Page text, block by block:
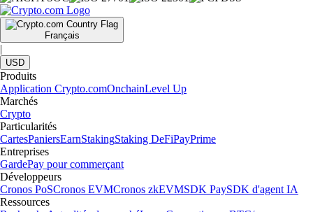
Français
|
USD
Produits
Application Crypto.comOnchainLevel Up
Marchés
Crypto
Particularités
CartesPaniersEarnStakingStaking DeFiPayPrime
Entreprises
GardePay pour commerçant
Développeurs
Cronos PoSCronos EVMCronos zkEVMSDK PaySDK d'agent IA
Ressources